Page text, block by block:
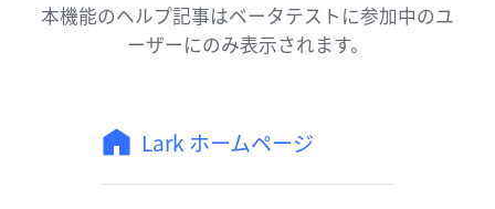
本機能のヘルプ記事はベータテストに参加中のユ
ーザーにのみ表示されます。
Lark ホームページ